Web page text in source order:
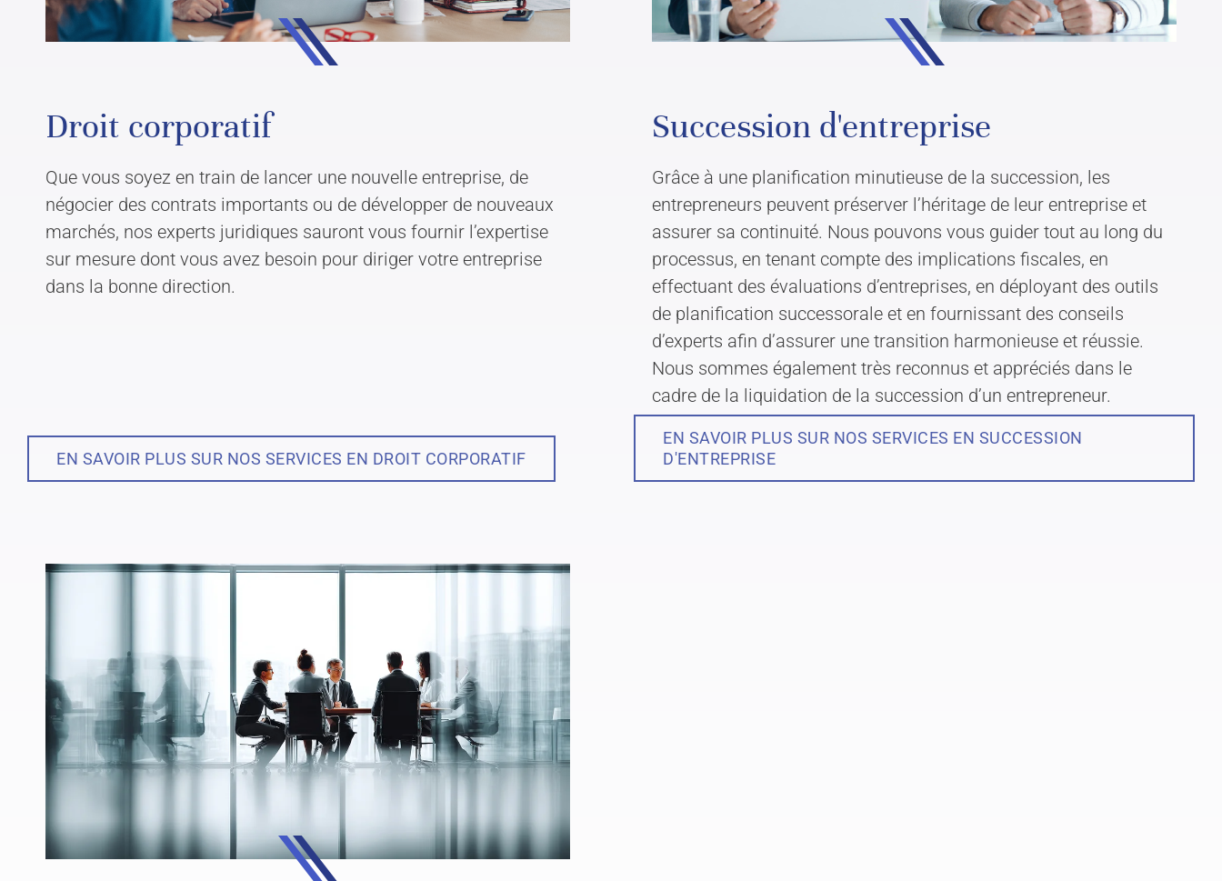
Droit corporatif
Que vous soyez en train de lancer une nouvelle entreprise, de
négocier des contrats importants ou de développer de nouveaux
marchés, nos experts juridiques sauront vous fournir l’expertise
sur mesure dont vous avez besoin pour diriger votre entreprise
dans la bonne direction.
EN SAVOIR PLUS SUR NOS SERVICES EN DROIT CORPORATIF
Succession d'entreprise
Grâce à une planification minutieuse de la succession, les
entrepreneurs peuvent préserver l’héritage de leur entreprise et
assurer sa continuité. Nous pouvons vous guider tout au long du
processus, en tenant compte des implications fiscales, en
effectuant des évaluations d’entreprises, en déployant des outils
de planification successorale et en fournissant des conseils
d’experts afin d’assurer une transition harmonieuse et réussie.
Nous sommes également très reconnus et appréciés dans le
cadre de la liquidation de la succession d’un entrepreneur.
EN SAVOIR PLUS SUR NOS SERVICES EN SUCCESSION
D'ENTREPRISE